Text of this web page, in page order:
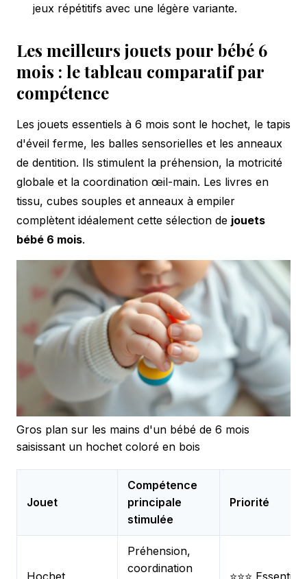
jeux répétitifs avec une légère variante.
Les meilleurs jouets pour bébé 6
mois : le tableau comparatif par
compétence
Les jouets essentiels à 6 mois sont le hochet, le tapis
d'éveil ferme, les balles sensorielles et les anneaux
de dentition. Ils stimulent la préhension, la motricité
globale et la coordination œil-main. Les livres en
tissu, cubes souples et anneaux à empiler
complètent idéalement cette sélection de jouets
bébé 6 mois.
Gros plan sur les mains d'un bébé de 6 mois
saisissant un hochet coloré en bois
Jouet
Compétence
principale
stimulée
Priorité
Préhension,
coordination